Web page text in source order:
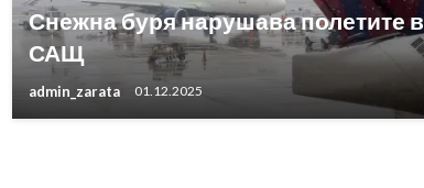
Снежна буря нарушава полетите в
САЩ
admin_zarata 01.12.2025